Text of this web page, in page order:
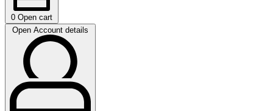
0 Open cart
Open Account details